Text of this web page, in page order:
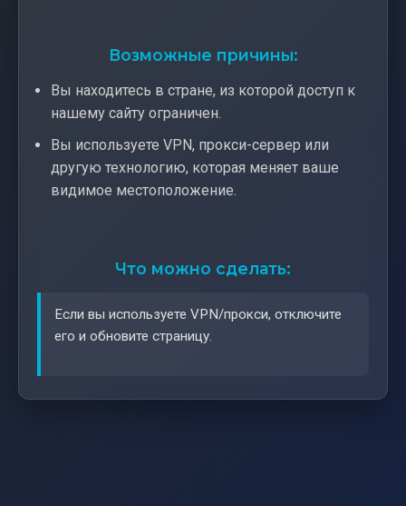
Возможные причины:
Вы находитесь в стране, из которой доступ к
нашему сайту ограничен.
Вы используете VPN, прокси-сервер или
другую технологию, которая меняет ваше
видимое местоположение.
Что можно сделать:
Если вы используете VPN/прокси, отключите
его и обновите страницу.